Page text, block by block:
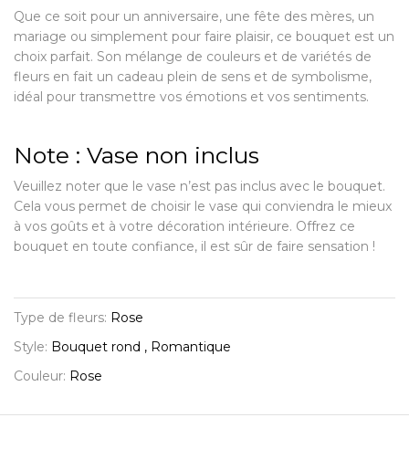
Que ce soit pour un anniversaire, une fête des mères, un
mariage ou simplement pour faire plaisir, ce bouquet est un
choix parfait. Son mélange de couleurs et de variétés de
fleurs en fait un cadeau plein de sens et de symbolisme,
idéal pour transmettre vos émotions et vos sentiments.
Note : Vase non inclus
Veuillez noter que le vase n’est pas inclus avec le bouquet.
Cela vous permet de choisir le vase qui conviendra le mieux
à vos goûts et à votre décoration intérieure. Offrez ce
bouquet en toute confiance, il est sûr de faire sensation !
Type de fleurs: Rose
Style: Bouquet rond , Romantique
Couleur: Rose